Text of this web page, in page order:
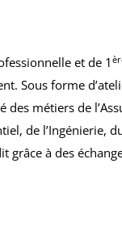
et de 1
Sous forme
métiers de
de l’Ingénierie,
grâce à des